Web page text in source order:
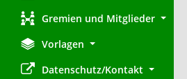
Gremien und Mitglieder
Vorlagen
Datenschutz/Kontakt